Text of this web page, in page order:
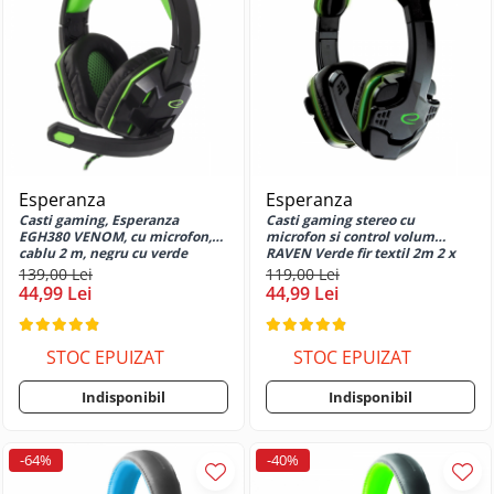
Huse si protectii pentru Motorola
Edge 50 Ultra
Huse si protectii pentru Motorola
Edge 60 Fusion
Huse si protectii pentru Motorola
Edge 60 Neo
Edge 60 Pro 5G
Huse si protectii pentru Motorola
Edge 70
Huse si protectii pentru Motorola
Edge 70 Fusion
Huse si protectii pentru Motorola
Edge 70 Pro 5G
Huse si protectii pentru Motorola
G22 4G
G24 4G
Huse si protectii pentru Motorola
Esperanza
Casti gaming, Esperanza
EGH380 VENOM, cu microfon,
cablu 2 m, negru cu verde
139,00 Lei
44,99 Lei
STOC EPUIZAT
Indisponibil
Esperanza
Casti gaming stereo cu
microfon si control volum
RAVEN Verde fir textil 2m 2 x
jack 3.5mm
119,00 Lei
44,99 Lei
STOC EPUIZAT
Indisponibil
-64% -40%